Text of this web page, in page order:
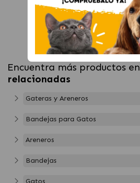
Encuentra más productos en
relacionadas
Gateras y Areneros
Bandejas para Gatos
Areneros
Bandejas
Gatos